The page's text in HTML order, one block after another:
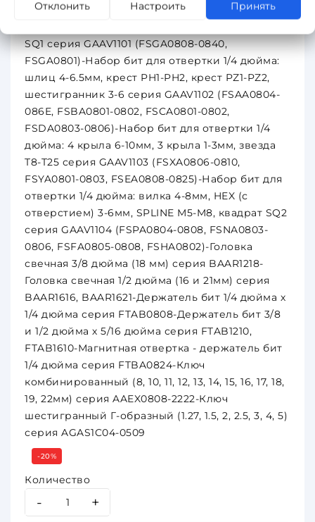
серия FSFA1005-1010-Набор бит для отвертки
SQ1 серия GAAV1101 (FSGA0808-0840,
FSGA0801)-Набор бит для отвертки 1/4 дюйма:
шлиц 4-6.5мм, крест PH1-PH2, крест PZ1-PZ2,
шестигранник 3-6 серия GAAV1102 (FSAA0804-
086E, FSBA0801-0802, FSCA0801-0802,
FSDA0803-0806)-Набор бит для отвертки 1/4
дюйма: 4 крыла 6-10мм, 3 крыла 1-3мм, звезда
T8-T25 серия GAAV1103 (FSXA0806-0810,
FSYA0801-0803, FSEA0808-0825)-Набор бит для
отвертки 1/4 дюйма: вилка 4-8мм, HEX (с
отверстием) 3-6мм, SPLINE M5-M8, квадрат SQ2
серия GAAV1104 (FSPA0804-0808, FSNA0803-
0806, FSFA0805-0808, FSHA0802)-Головка
свечная 3/8 дюйма (18 мм) серия BAAR1218-
Головка свечная 1/2 дюйма (16 и 21мм) серия
BAAR1616, BAAR1621-Держатель бит 1/4 дюйма х
1/4 дюйма серия FTAB0808-Держатель бит 3/8
и 1/2 дюйма х 5/16 дюйма серия FTAB1210,
FTAB1610-Магнитная отвертка - держатель бит
1/4 дюйма серия FTBA0824-Ключ
комбинированный (8, 10, 11, 12, 13, 14, 15, 16, 17, 18,
19, 22мм) серия AAEX0808-2222-Ключ
шестигранный Г-образный (1.27, 1.5, 2, 2.5, 3, 4, 5)
серия AGAS1C04-0509
-20%
Количество
- +
Отклонить Настроить Принять